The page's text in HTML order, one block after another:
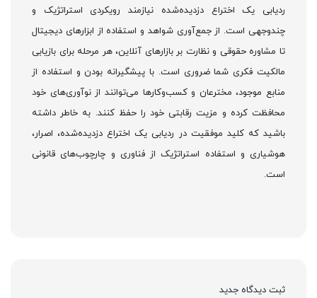
ردیابی یک اختراع دزدیده‌شده نیازمند رویکردی استراتژیک و
چندوجهی است. از جمع‌آوری شواهد و استفاده از ابزارهای دیجیتال
تا مشاوره حقوقی و نظارت بر بازارهای آنلاین، هر مرحله برای بازیابی
مالکیت فکری شما ضروری است. با پیشگیرانه بودن و استفاده از
منابع موجود، مخترعان و کسب‌وکارها می‌توانند از نوآوری‌های خود
محافظت کرده و مزیت رقابتی خود را حفظ کنند. به خاطر داشته
باشید که کلید موفقیت در ردیابی یک اختراع دزدیده‌شده، اصرار،
هوشیاری و استفاده استراتژیک از فناوری و چارچوب‌های قانونی
است.
ثبت دیدگاه جدید